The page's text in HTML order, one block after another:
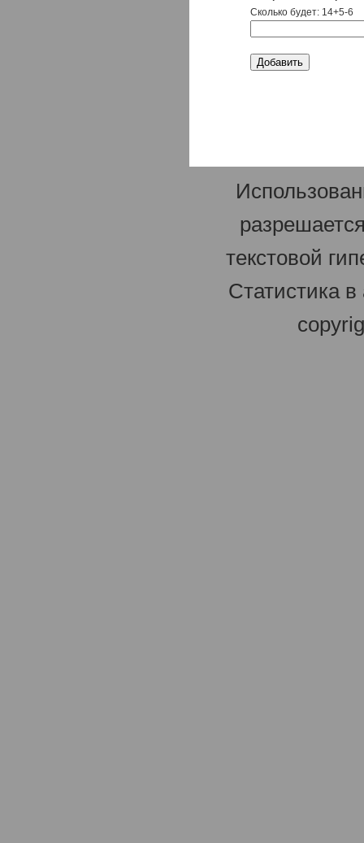
Сколько будет: 14+5-6
текстовой
Статистика